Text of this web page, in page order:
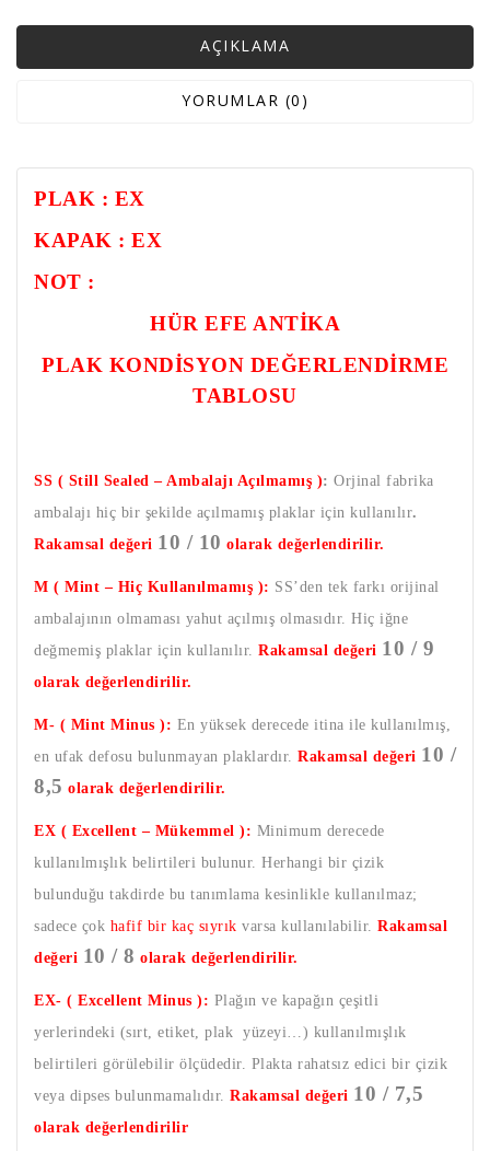
AÇIKLAMA
YORUMLAR (0)
PLAK : EX
KAPAK : EX
NOT :
HÜR EFE ANTİKA
PLAK KONDİSYON DEĞERLENDİRME
TABLOSU
SS ( Still Sealed – Ambalajı Açılmamış ): Orjinal fabrika
ambalajı hiç bir şekilde açılmamış plaklar için kullanılır.
Rakamsal değeri 10 / 10 olarak değerlendirilir.
M ( Mint – Hiç Kullanılmamış ): SS’den tek farkı orijinal
ambalajının olmaması yahut açılmış olmasıdır. Hiç iğne
değmemiş plaklar için kullanılır. Rakamsal değeri 10 / 9
olarak değerlendirilir.
M- ( Mint Minus ): En yüksek derecede itina ile kullanılmış,
en ufak defosu bulunmayan plaklardır. Rakamsal değeri 10 /
8,5 olarak değerlendirilir.
EX ( Excellent – Mükemmel ): Minimum derecede
kullanılmışlık belirtileri bulunur. Herhangi bir çizik
bulunduğu takdirde bu tanımlama kesinlikle kullanılmaz;
sadece çok hafif bir kaç sıyrık varsa kullanılabilir. Rakamsal
değeri 10 / 8 olarak değerlendirilir.
EX- ( Excellent Minus ): Plağın ve kapağın çeşitli
yerlerindeki (sırt, etiket, plak yüzeyi…) kullanılmışlık
belirtileri görülebilir ölçüdedir. Plakta rahatsız edici bir çizik
veya dipses bulunmamalıdır. Rakamsal değeri 10 / 7,5
olarak değerlendirilir